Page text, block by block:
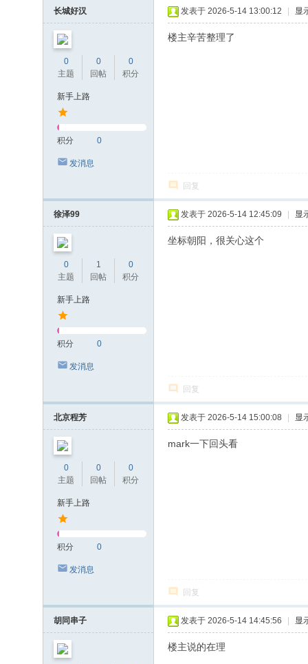
长城好汉
0
主题
0
回帖
0
积分
新手上路
积分 0
发消息
发表于 2026-5-14 13:00:12 显
楼主辛苦整理了
回复
徐泽99
0
主题
1
回帖
0
积分
新手上路
积分 0
发消息
发表于 2026-5-14 12:45:09 显
坐标朝阳，很关心这个
回复
北京程芳
0
主题
0
回帖
0
积分
新手上路
积分 0
发消息
发表于 2026-5-14 15:00:08 显
mark一下回头看
回复
胡同串子 发表于 2026-5-14 14:45:56 显
楼主说的在理